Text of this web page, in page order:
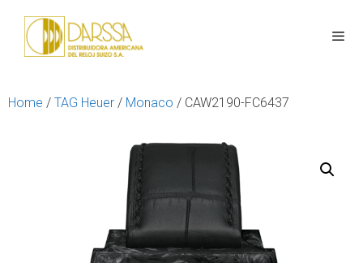
Home / TAG Heuer / Monaco / CAW2190-FC6437